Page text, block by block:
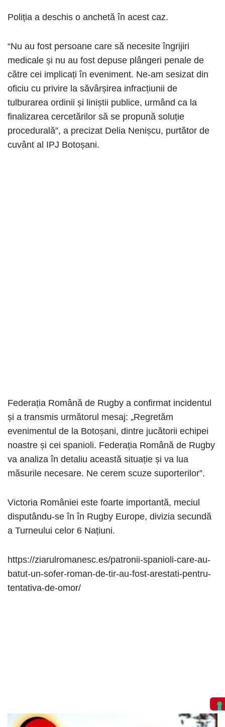
Poliția a deschis o anchetă în acest caz.
“Nu au fost persoane care să necesite îngrijiri
medicale și nu au fost depuse plângeri penale de
către cei implicați în eveniment. Ne-am sesizat din
oficiu cu privire la săvârșirea infracțiunii de
tulburarea ordinii și liniștii publice, urmând ca la
finalizarea cercetărilor să se propună soluție
procedurală”, a precizat Delia Nenișcu, purtător de
cuvânt al IPJ Botoșani.
Federația Română de Rugby a confirmat incidentul
și a transmis următorul mesaj: „Regretăm
evenimentul de la Botoșani, dintre jucătorii echipei
noastre și cei spanioli. Federația Română de Rugby
va analiza în detaliu această situație și va lua
măsurile necesare. Ne cerem scuze suporterilor”.
Victoria României este foarte importantă, meciul
disputându-se în în Rugby Europe, divizia secundă
a Turneului celor 6 Națiuni.
https://ziarulromanesc.es/patronii-spanioli-care-au-
batut-un-sofer-roman-de-tir-au-fost-arestati-pentru-
tentativa-de-omor/